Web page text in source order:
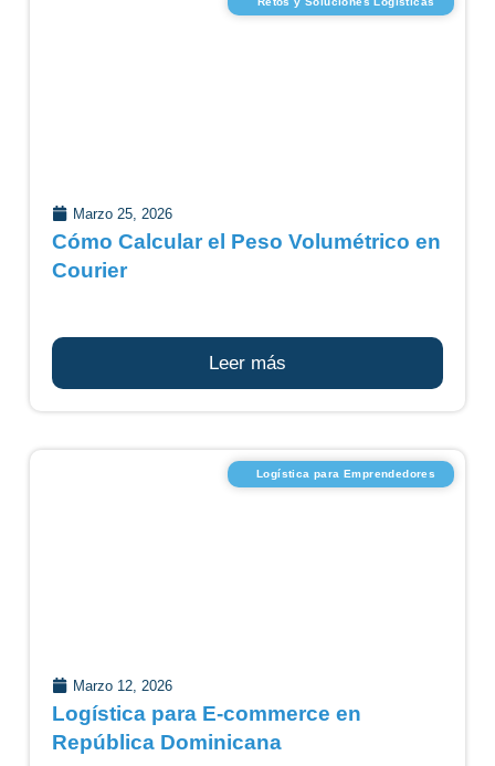
Marzo 25, 2026
Cómo Calcular el Peso Volumétrico en
Courier
Leer más
Logística para Emprendedores
Marzo 12, 2026
Logística para E-commerce en
República Dominicana